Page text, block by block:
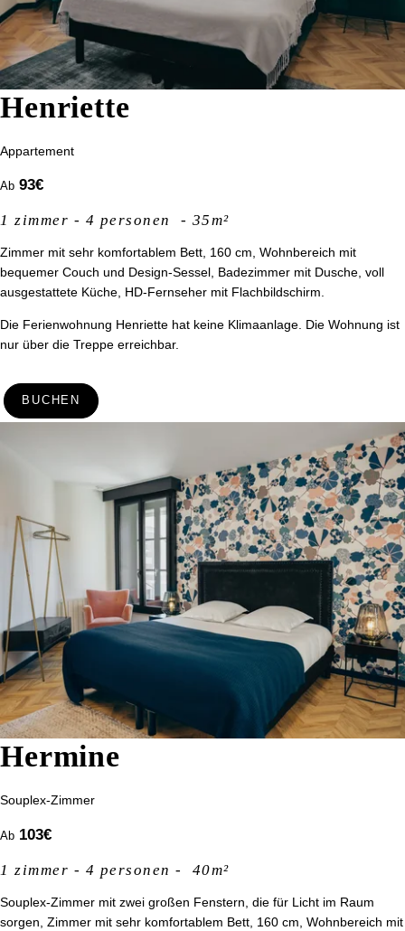
Henriette
Appartement
Ab 93€
1 zimmer - 4 personen - 35m²
Zimmer mit sehr komfortablem Bett, 160 cm, Wohnbereich mit
bequemer Couch und Design-Sessel, Badezimmer mit Dusche, voll
ausgestattete Küche, HD-Fernseher mit Flachbildschirm.
Die Ferienwohnung Henriette hat keine Klimaanlage. Die Wohnung ist
nur über die Treppe erreichbar.
BUCHEN
Hermine
Souplex-Zimmer
Ab 103€
1 zimmer - 4 personen - 40m²
Souplex-Zimmer mit zwei großen Fenstern, die für Licht im Raum
sorgen, Zimmer mit sehr komfortablem Bett, 160 cm, Wohnbereich mit
Gruppenabteilung